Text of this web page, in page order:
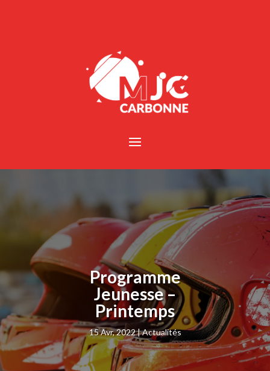
Programme
Jeunesse –
Printemps
15 Avr, 2022 Actualités